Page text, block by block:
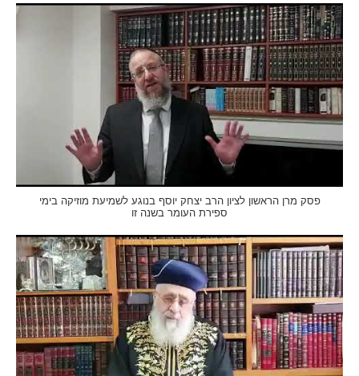
פסק מרן הראשון לציון הרב יצחק יוסף בנוגע לשמיעת מוזיקה בימי
ספירת העומר בשנה זו